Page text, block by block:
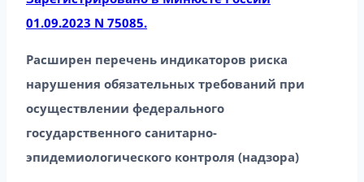
01.09.2023 N 75085.
Расширен перечень индикаторов риска
нарушения обязательных требований при
осуществлении федерального
государственного санитарно-
эпидемиологического контроля (надзора)